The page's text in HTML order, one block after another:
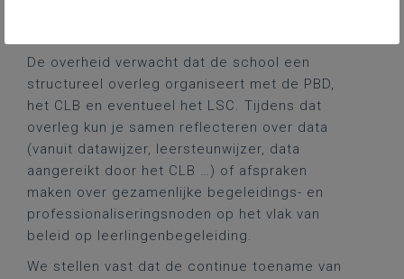
De overheid verwacht dat de school een
structureel overleg organiseert met de PBD,
het CLB en eventueel het LSC. Tijdens dat
overleg kun je samen reflecteren over data
(vanuit datawijzer, leersteunwijzer, data
aangereikt door het CLB …) of afspraken
maken over gezamenlijke begeleidings- en
professionaliseringsnoden op het vlak van
beleid op leerlingenbegeleiding.
We stellen vast dat de continue toename van